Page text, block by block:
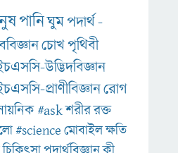
পানিঘুমপদার্থ-
চোখপৃথিবী
উদ্ভিদবিজ্ঞান
প্রাণীবিজ্ঞানরোগ
#askশরীররক্ত
#scienceমোবাইলক্ষতি